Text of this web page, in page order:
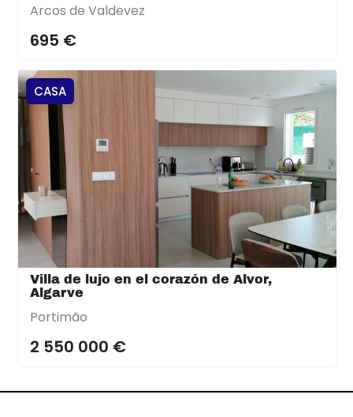
Arcos de Valdevez
695 €
CASA
Villa de lujo en el corazón de Alvor,
Algarve
Portimão
2 550 000 €